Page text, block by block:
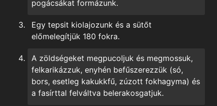
pogácsákat formázunk.
Egy tepsit kiolajozunk és a sütőt
előmelegítjük 180 fokra.
A zöldségeket megpucoljuk és megmossuk,
felkarikázzuk, enyhén befűszerezzük (só,
bors, esetleg kakukkfű, zúzott fokhagyma) és
a fasírttal felváltva belerakosgatjuk.